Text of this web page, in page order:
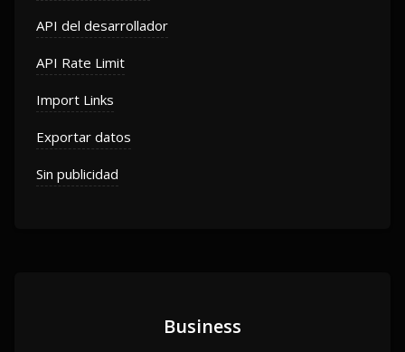
API del desarrollador
API Rate Limit
Import Links
Exportar datos
Sin publicidad
Business